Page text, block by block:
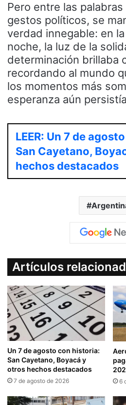
Pero entre las
gestos políticos, se
verdad innegable: en
noche, la luz de la
determinación brillaba
recordando al mundo
los momentos más
esperanza aún
LEER: Un 7 de
San Cayetano,
hechos destacados
Artículos
Un 7 de agosto con historia:
San Cayetano, Boyacá y
otros hechos destacados
7 de agosto de 2026 6